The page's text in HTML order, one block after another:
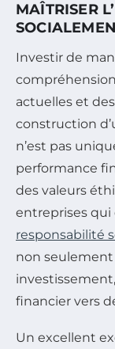
MAÎTRISER
Investir de
actuelles et
construction
n’est pas
performance
des valeurs
entreprises
responsabilité
non
financier vers
Un excellent